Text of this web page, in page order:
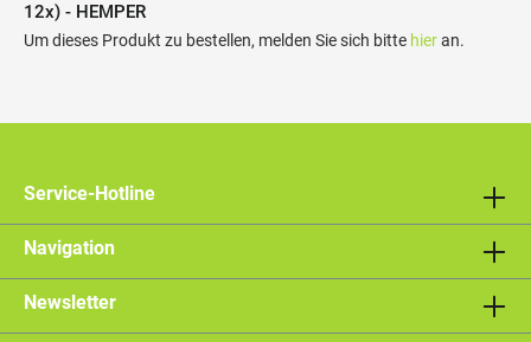
12x) - HEMPER
Um dieses Produkt zu bestellen, melden Sie sich bitte hieran.
Service-Hotline
Navigation
Newsletter